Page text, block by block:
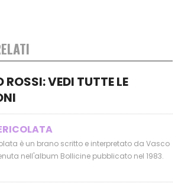
VEDI TUTTE LE
è un brano scritto e interpretato da Vasco
nell'album Bollicine pubblicato nel 1983.